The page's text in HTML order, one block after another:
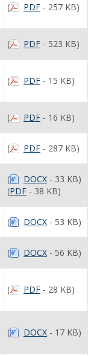
( PDF - 257 KB)
( PDF - 523 KB)
( PDF - 15 KB)
( PDF - 16 KB)
( PDF - 287 KB)
( DOCX - 33 KB)
(PDF - 38 KB)
( DOCX - 53 KB)
( DOCX - 56 KB)
( PDF - 28 KB)
( DOCX - 17 KB)